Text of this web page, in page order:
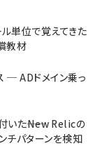
ル単位で覚えてきた
教材
─ ADドメイン乗っ
いた――New Relicの
チパターンを検知